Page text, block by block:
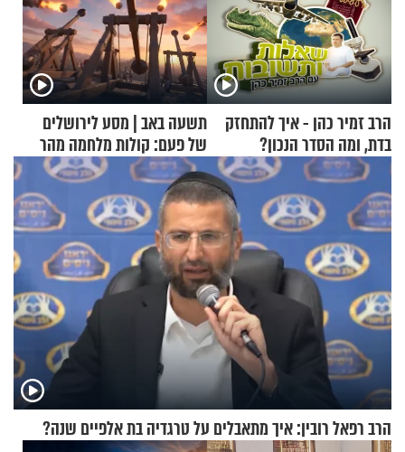
הרב זמיר כהן - איך להתחזק
בדת, ומה הסדר הנכון?
תשעה באב | מסע לירושלים
של פעם: קולות מלחמה מהר
הזיתים
הרב רפאל רובין: איך מתאבלים על טרגדיה בת אלפיים שנה?